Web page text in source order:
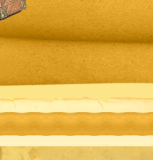
المكتبة الصوتية